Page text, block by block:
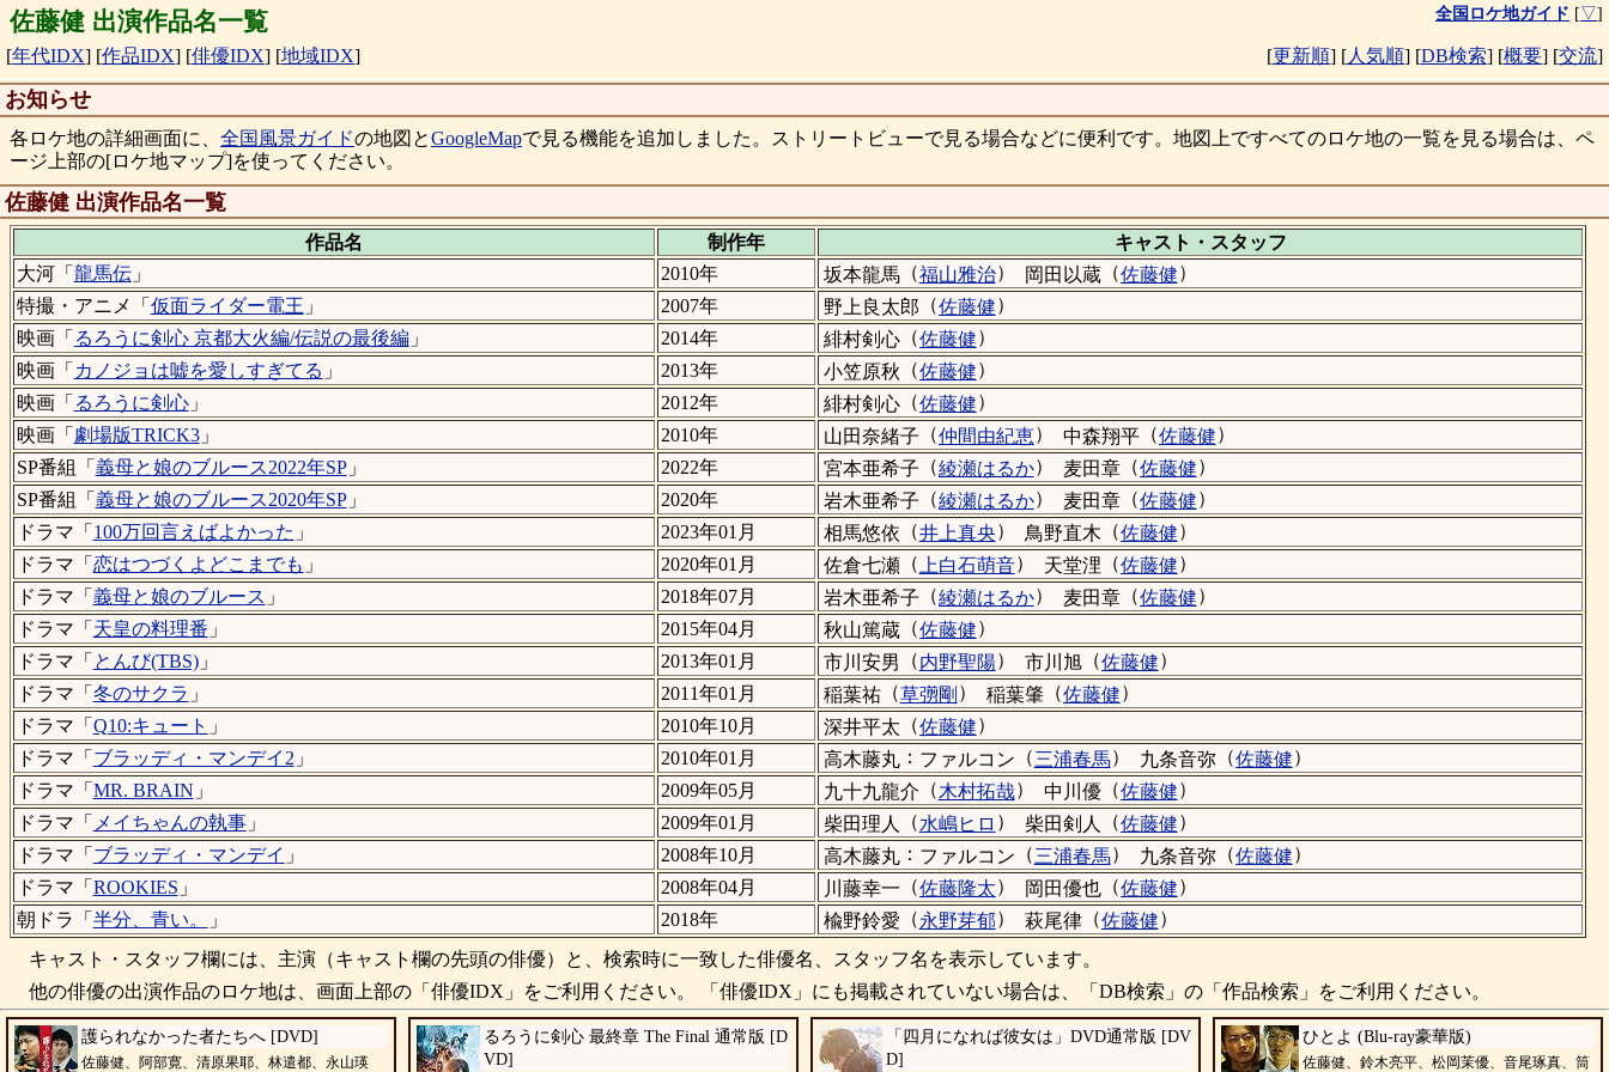
佐藤健 出演作品名一覧 全国ロケ地ガイド [▽]
[年代IDX] [作品IDX] [俳優IDX] [地域IDX] [更新順] [人気順] [DB検索] [概要] [交流]
お知らせ
各ロケ地の詳細画面に、 全国風景ガイドの地図とGoogleMapで見る機能を追加しました。ストリートビューで見る場合などに便利です。地図上ですべてのロケ地の一覧を見る場合は、ペ
ージ上部の[ロケ地マップ]を使ってください。
佐藤健 出演作品名一覧
作品名 制作年 キャスト・ スタッフ
大河「 龍馬伝」 2010年 坂本龍馬（福山雅治） 岡田以蔵（佐藤健）
特撮・アニメ「 仮面ライダー電王 」 2007年 野上良太郎 （佐藤健）
映画「 るろうに剣心 京都大火編/伝説の最後編」 2014年 緋村剣心（佐藤健）
映画「 カノジョは嘘を愛しすぎてる 」 2013年 小笠原秋 （佐藤健）
映画「 るろうに剣心」 2012年 緋村剣心（佐藤健）
映画「 劇場版TRICK3」 2010年 山田奈緒子 （仲間由紀恵） 中森翔平（佐藤健）
SP番組「 義母と娘のブルース2022年SP」 2022年 宮本亜希子 （綾瀬はるか） 麦田章（佐藤健）
SP番組「 義母と娘のブルース2020年SP」 2020年 岩木亜希子 （綾瀬はるか） 麦田章（佐藤健）
ドラマ「 100万回言えばよかった 」 2023年01月 相馬悠依 （井上真央） 鳥野直木 （佐藤健）
ドラマ「 恋はつづくよどこまでも 」 2020年01月 佐倉七瀬（ 上白石萌音） 天堂浬 （佐藤健）
ドラマ「 義母と娘のブルース 」 2018年07月 岩木亜希子 （綾瀬はるか） 麦田章（佐藤健）
ドラマ「 天皇の料理番 」 2015年04月 秋山篤蔵（佐藤健）
ドラマ「 とんび(TBS)」 2013年01月 市川安男 （内野聖陽） 市川旭 （佐藤健）
ドラマ「 冬のサクラ 」 2011年01月 稲葉祐（草彅剛 ） 稲葉肇（佐藤健）
ドラマ「 Q10:キュート 」 2010年10月 深井平太 （佐藤健）
ドラマ「 ブラッディ・マンデイ2 」 2010年01月 高木藤丸 ： ファルコン （三浦春馬） 九条音弥（佐藤健）
ドラマ「 MR. BRAIN 」 2009年05月 九十九龍介 （木村拓哉） 中川優（佐藤健）
ドラマ「 メイちゃんの執事」 2009年01月 柴田理人 （水嶋ヒロ ） 柴田剣人 （佐藤健）
ドラマ「 ブラッディ・マンデイ 」 2008年10月 高木藤丸 ： ファルコン （三浦春馬） 九条音弥（佐藤健）
ドラマ「 ROOKIES 」 2008年04月 川藤幸一 （佐藤隆太） 岡田優也 （佐藤健）
朝ドラ「 半分、青い。 」 2018年 楡野鈴愛 （永野芽郁） 萩尾律（佐藤健）
キャスト・スタッフ欄には、主演（キャスト欄の先頭の俳優）と、検索時に一致した俳優名、スタッフ名を表示しています。
他の俳優の出演作品のロケ地は、画面上部の「俳優IDX」をご利用ください。 「俳優IDX」にも掲載されていない場合は、「DB検索」の「作品検索」をご利用ください。
護られなかった者たちへ [DVD]
佐藤健、阿部寛、清原果耶、林遣都、永山瑛
るろうに剣心 最終章 The Final 通常版 [D
VD]
「四月になれば彼女は」DVD通常版 [DV
D]
ひとよ (Blu-ray豪華版)
佐藤健、鈴木亮平、松岡茉優、音尾琢真、筒